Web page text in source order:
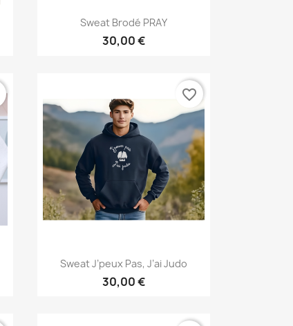
Aperçu rapide
Sweat Brodé PRAY
30,00 €
 Aperçu rapide
Sweat J’peux Pas, J’ai Judo
30,00 €
favorite_border